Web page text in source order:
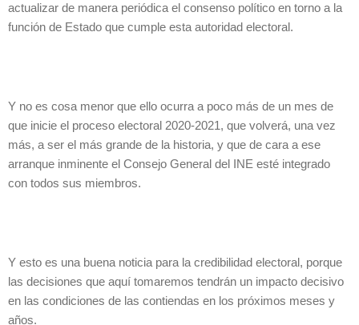
actualizar de manera periódica el consenso político en torno a la
función de Estado que cumple esta autoridad electoral.
Y no es cosa menor que ello ocurra a poco más de un mes de
que inicie el proceso electoral 2020-2021, que volverá, una vez
más, a ser el más grande de la historia, y que de cara a ese
arranque inminente el Consejo General del INE esté integrado
con todos sus miembros.
Y esto es una buena noticia para la credibilidad electoral, porque
las decisiones que aquí tomaremos tendrán un impacto decisivo
en las condiciones de las contiendas en los próximos meses y
años.